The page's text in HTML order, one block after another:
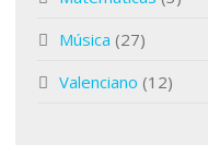
Música (27)
Valenciano (12)